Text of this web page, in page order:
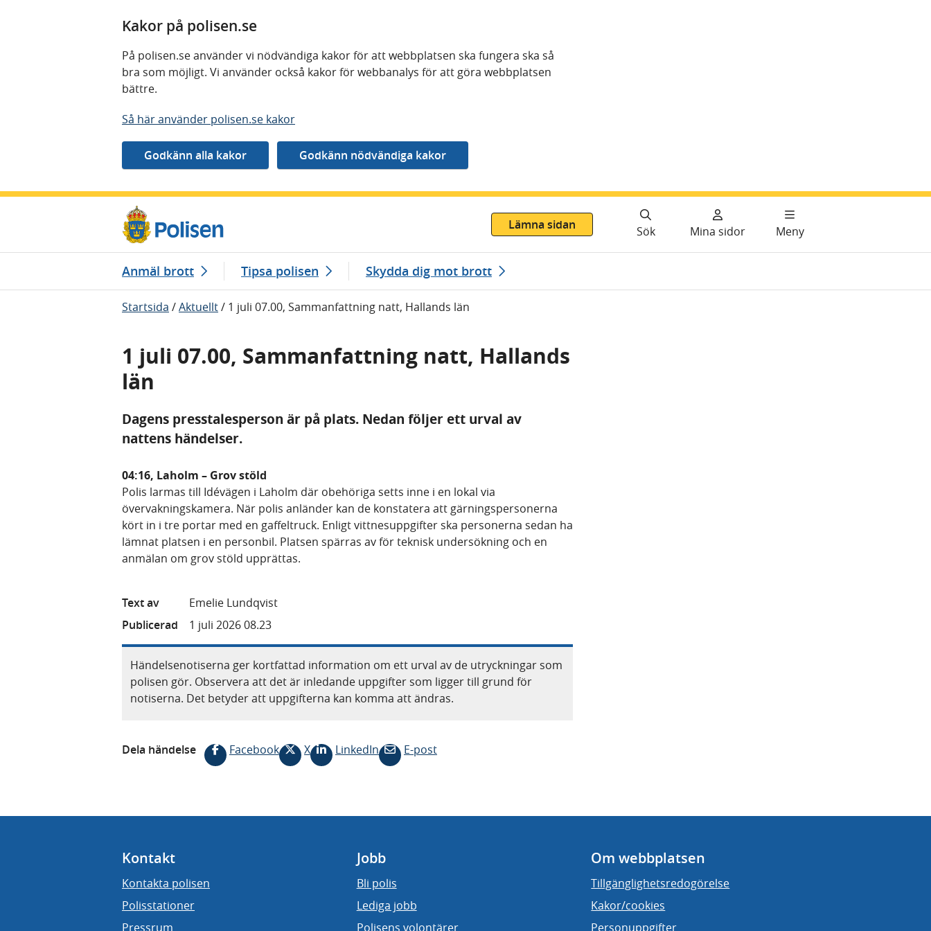
Kakor på polisen.se
På polisen.se använder vi nödvändiga kakor för att webbplatsen ska fungera ska så
bra som möjligt. Vi använder också kakor för webbanalys för att göra webbplatsen
bättre.
Så här använder polisen.se kakor
Lämna sidan
Sök Mina sidor Meny
Anmäl brott Tipsa polisen Skydda dig mot brott
Startsida /Aktuellt/ 1 juli 07.00, Sammanfattning natt, Hallands län
1 juli 07.00, Sammanfattning natt, Hallands
län
Dagens presstalesperson är på plats. Nedan följer ett urval av
nattens händelser.
04:16, Laholm – Grov stöld
Polis larmas till Idévägen i Laholm där obehöriga setts inne i en lokal via
övervakningskamera. När polis anländer kan de konstatera att gärningspersonerna
kört in i tre portar med en gaffeltruck. Enligt vittnesuppgifter ska personerna sedan ha
lämnat platsen i en personbil. Platsen spärras av för teknisk undersökning och en
anmälan om grov stöld upprättas.
Text av
Emelie Lundqvist
Publicerad
1 juli 2026 08.23
Händelsenotiserna ger kortfattad information om ett urval av de utryckningar som
polisen gör. Observera att det är inledande uppgifter som ligger till grund för
notiserna. Det betyder att uppgifterna kan komma att ändras.
Dela händelse Facebook X LinkedIn E-post
Kontakt
Kontakta polisen
Polisstationer
Pressrum
Jobb
Bli polis
Lediga jobb
Polisens volontärer
Om webbplatsen
Tillgänglighetsredogörelse
Kakor/cookies
Personuppgifter